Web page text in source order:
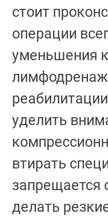
стоит
операции
уменьшения
уделить
втирать
запрещается
делать